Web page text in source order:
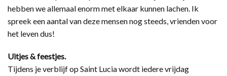
hebben we allemaal enorm met elkaar kunnen lachen. Ik
spreek een aantal van deze mensen nog steeds, vrienden voor
het leven dus!
Uitjes & feestjes.
Tijdens je verblijf op Saint Lucia wordt iedere vrijdag